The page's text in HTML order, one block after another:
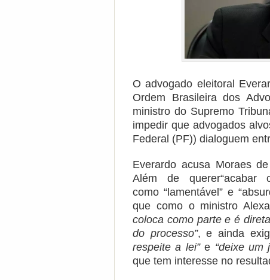
O advogado eleitoral
Ordem Brasileira dos
ministro do Supremo
impedir que advogados
Federal (PF)) dialoguem
Everardo acusa Moraes
Além de querer“acabar
como “lamentável” e
que como o ministro
coloca como parte e é
do processo”, e ainda
respeite a lei”e “deixe um
que tem interesse no